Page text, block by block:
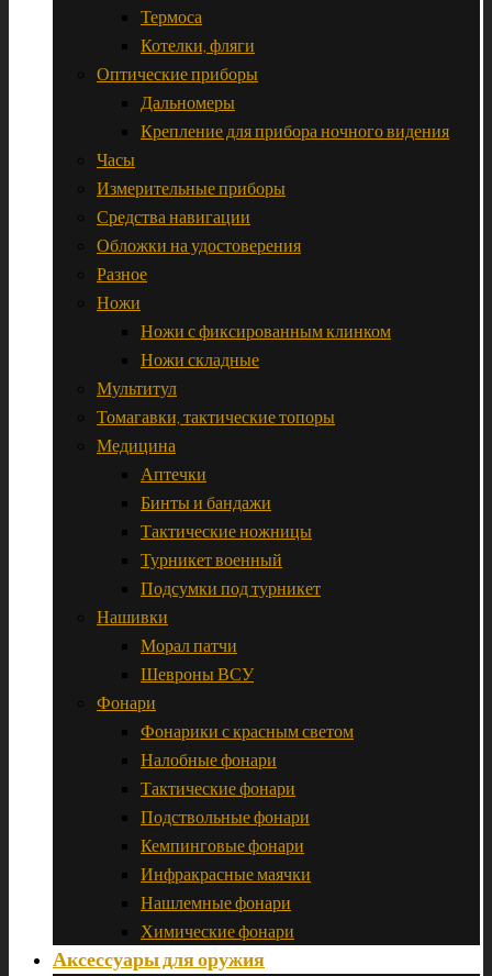
Термоса
Котелки, фляги
Оптические приборы
Дальномеры
Крепление для прибора ночного видения
Часы
Измерительные приборы
Средства навигации
Обложки на удостоверения
Разное
Ножи
Ножи с фиксированным клинком
Ножи складные
Мультитул
Томагавки, тактические топоры
Медицина
Аптечки
Бинты и бандажи
Тактические ножницы
Турникет военный
Подсумки под турникет
Нашивки
Морал патчи
Шевроны ВСУ
Фонари
Фонарики с красным светом
Налобные фонари
Тактические фонари
Подствольные фонари
Кемпинговые фонари
Инфракрасные маячки
Нашлемные фонари
Химические фонари
Аксессуары для оружия